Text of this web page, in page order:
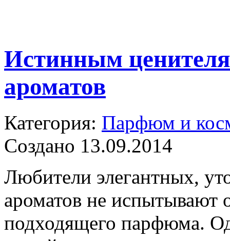
Истинным
ароматов
Категория: Парфюм и
Создано 13.09.2014
Любители элегантных,
ароматов не испытывают
подходящего парфюма.